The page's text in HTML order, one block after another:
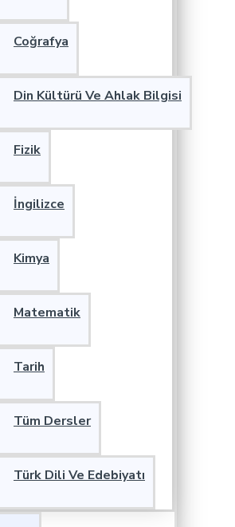
Coğrafya
Din Kültürü Ve Ahlak Bilgisi
Fizik
İngilizce
Kimya
Matematik
Tarih
Tüm Dersler
Türk Dili Ve Edebiyatı